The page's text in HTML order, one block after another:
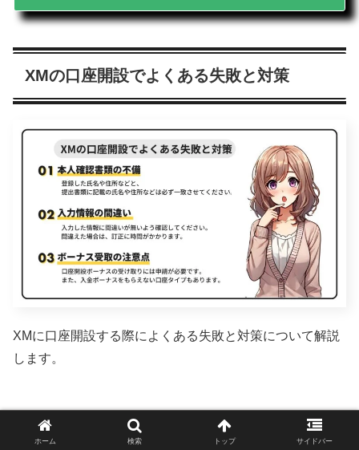
XMの口座開設でよくある失敗と対策
XMに口座開設する際によくある失敗と対策について解説
します。
本人確認書類の不備
ホーム 検索 トップ サイドバー